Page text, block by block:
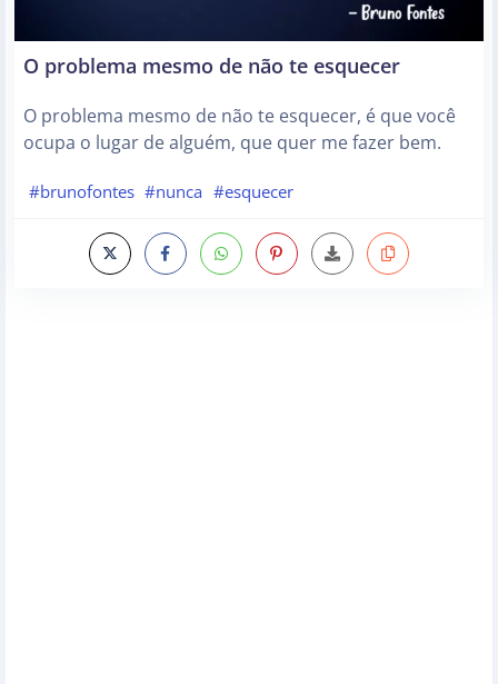
O problema mesmo de não te esquecer
O problema mesmo de não te esquecer, é que você
ocupa o lugar de alguém, que quer me fazer bem.
#brunofontes #nunca #esquecer